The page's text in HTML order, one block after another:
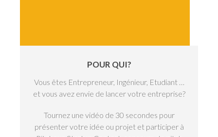
POUR QUI?
Vous êtes Entrepreneur, Ingénieur, Etudiant …
et vous avez envie de lancer votre entreprise?
Tournez une vidéo de 30 secondes pour
présenter votre idée ou projet et participer à